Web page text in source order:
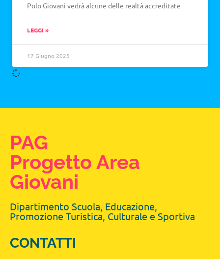
Polo Giovani vedrà alcune delle realtà accreditate
LEGGI »
17 Giugno 2025
PAG
Progetto Area
Giovani
Dipartimento Scuola, Educazione,
Promozione Turistica, Culturale e Sportiva
CONTATTI